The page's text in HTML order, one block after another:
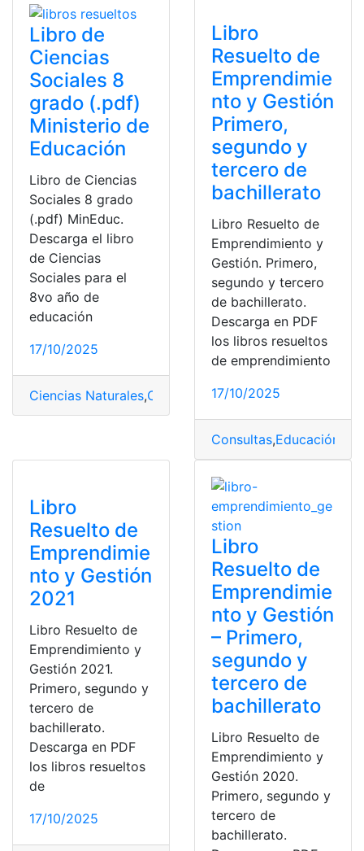
Libro de
Ciencias
Sociales 8
grado (.pdf)
Ministerio de
Educación
Libro de Ciencias
Sociales 8 grado
(.pdf) MinEduc.
Descarga el libro
de Ciencias
Sociales para el
8vo año de
educación
17/10/2025
Ciencias Naturales,Consulta Libros,Mineduc
Libro
Resuelto de
Emprendimie
nto y Gestión
Primero,
segundo y
tercero de
bachillerato
Libro Resuelto de
Emprendimiento y
Gestión. Primero,
segundo y tercero
de bachillerato.
Descarga en PDF
los libros resueltos
de emprendimiento
17/10/2025
Consultas,Educación
Libro
Resuelto de
Emprendimie
nto y Gestión
2021
Libro Resuelto de
Emprendimiento y
Gestión 2021.
Primero, segundo y
tercero de
bachillerato.
Descarga en PDF
los libros resueltos
de
17/10/2025
Libro
Resuelto de
Emprendimie
nto y Gestión
– Primero,
segundo y
tercero de
bachillerato
Libro Resuelto de
Emprendimiento y
Gestión 2020.
Primero, segundo y
tercero de
bachillerato.